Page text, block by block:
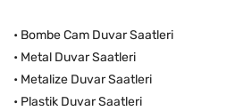
• Bombe Cam Duvar Saatleri
• Metal Duvar Saatleri
• Metalize Duvar Saatleri
• Plastik Duvar Saatleri